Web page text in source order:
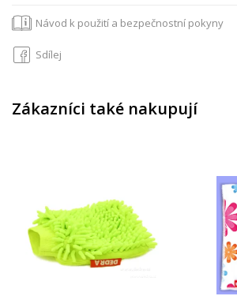
Návod k použití a bezpečnostní pokyny
Sdílej
Zákazníci také nakupují